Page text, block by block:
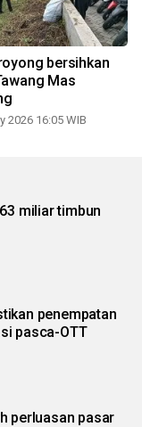
bersihkan
Mas
2026 16:05 WIB
miliar timbun
penempatan
pasca-OTT
perluasan pasar